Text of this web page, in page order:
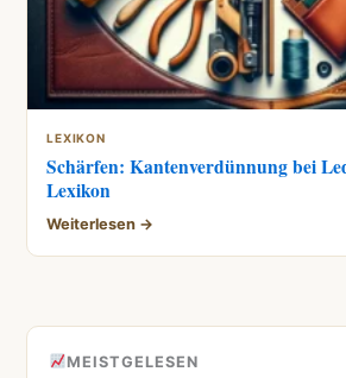
LEXIKON
Schärfen: Kantenverdünnung bei
Lexikon
Weiterlesen →
MEISTGELESEN